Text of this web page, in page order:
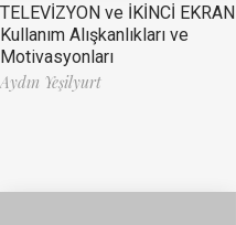
TELEVİZYON ve İKİNCİ EKRAN
Kullanım Alışkanlıkları ve
Motivasyonları
Aydın Yeşilyurt